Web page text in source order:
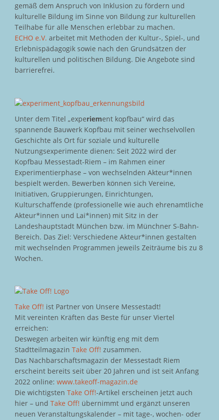
gemäß dem Anspruch von Inklusion zu fördern und
kulturelle Bildung im Sinne von Bildung zur kulturellen
Teilhabe für alle Menschen erlebbar zu machen.
ECHO e.V. arbeitet mit Methoden der Kultur-, Spiel-, und
Erlebnispädagogik sowie nach den Grundsätzen der
kulturellen und politischen Bildung. Die Angebote sind
barrierefrei.
Unter dem Titel „experiement kopfbau“ wird das
spannende Bauwerk Kopfbau mit seiner wechselvollen
Geschichte als Ort für soziale und kulturelle
Nutzungsexperimente dienen: Seit 2022 wird der
Kopfbau Messestadt-Riem – im Rahmen einer
Experimentierphase – von wechselnden Akteur*innen
bespielt werden. Bewerben können sich Vereine,
Initiativen, Gruppierungen, Einrichtungen,
Kulturschaffende (professionelle wie auch ehrenamtliche
Akteur*innen und Lai*innen) mit Sitz in der
Landeshauptstadt München bzw. im Münchner S-Bahn-
Bereich. Das Ziel: Verschiedene Akteur*innen gestalten
mit wechselnden Programmen jeweils Zeiträume bis zu 8
Wochen.
Take Off! ist Partner von Unsere Messestadt!
Mit vereinten Kräften das Beste für unser Viertel
erreichen:
Deswegen arbeiten wir künftig eng mit dem
Stadtteilmagazin Take Off! zusammen.
Das Nachbarschaftsmagazin der Messestadt Riem
erscheint bereits seit über 20 Jahren und ist seit Anfang
2022 online: www.takeoff-magazin.de
Die wichtigsten Take Off!-Artikel erscheinen jetzt auch
hier – und Take Off! übernimmt und ergänzt unseren
neuen Veranstaltungskalender – mit tage-, wochen- oder